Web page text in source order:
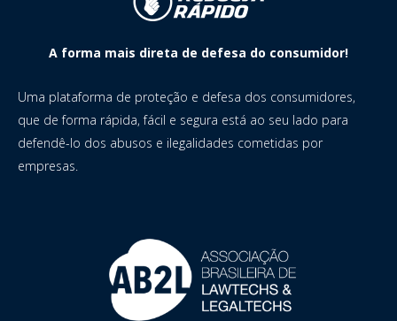
A forma mais direta de defesa do consumidor!
Uma plataforma de proteção e defesa dos consumidores,
que de forma rápida, fácil e segura está ao seu lado para
defendê-lo dos abusos e ilegalidades cometidas por
empresas.